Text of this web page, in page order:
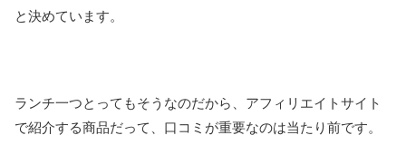
と決めています。
ランチ一つとってもそうなのだから、アフィリエイトサイト
で紹介する商品だって、口コミが重要なのは当たり前です。